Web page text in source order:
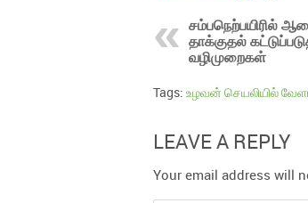
சம்பநெற்பயிரில்
தாக்குதல்
வழிமுறைகள்
Tags: உழவன் செயலியில்
LEAVE A REPLY
Your email address will